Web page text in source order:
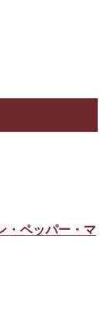
ペッパー・マ